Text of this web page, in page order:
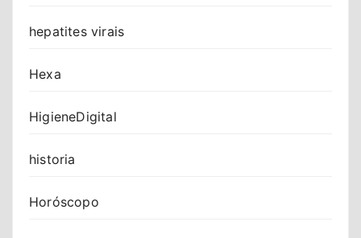
hepatites virais
Hexa
HigieneDigital
historia
Horóscopo